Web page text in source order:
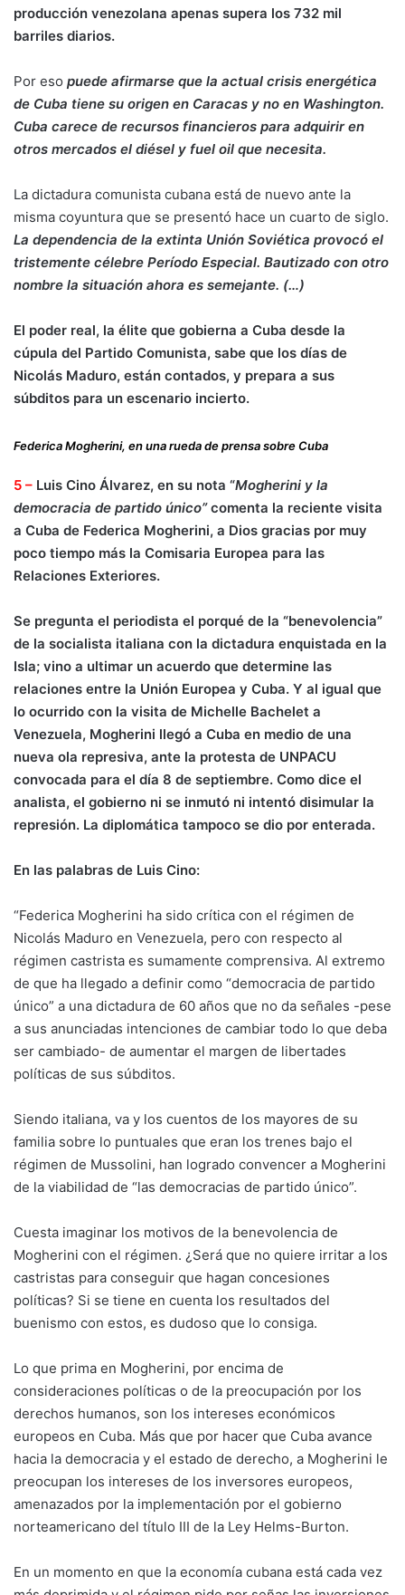
producción venezolana apenas supera los 732 mil
barriles diarios.
Por eso puede afirmarse que la actual crisis energética
de Cuba tiene su origen en Caracas y no en Washington.
Cuba carece de recursos financieros para adquirir en
otros mercados el diésel y fuel oil que necesita.
La dictadura comunista cubana está de nuevo ante la
misma coyuntura que se presentó hace un cuarto de siglo.
La dependencia de la extinta Unión Soviética provocó el
tristemente célebre Período Especial. Bautizado con otro
nombre la situación ahora es semejante. (…)
El poder real, la élite que gobierna a Cuba desde la
cúpula del Partido Comunista, sabe que los días de
Nicolás Maduro, están contados, y prepara a sus
súbditos para un escenario incierto.
Federica Mogherini, en una rueda de prensa sobre Cuba
5 – Luis Cino Álvarez, en su nota “Mogherini y la
democracia de partido único”comenta la reciente visita
a Cuba de Federica Mogherini, a Dios gracias por muy
poco tiempo más la Comisaria Europea para las
Relaciones Exteriores.
Se pregunta el periodista el porqué de la “benevolencia”
de la socialista italiana con la dictadura enquistada en la
Isla; vino a ultimar un acuerdo que determine las
relaciones entre la Unión Europea y Cuba. Y al igual que
lo ocurrido con la visita de Michelle Bachelet a
Venezuela, Mogherini llegó a Cuba en medio de una
nueva ola represiva, ante la protesta de UNPACU
convocada para el día 8 de septiembre. Como dice el
analista, el gobierno ni se inmutó ni intentó disimular la
represión. La diplomática tampoco se dio por enterada.
En las palabras de Luis Cino:
“Federica Mogherini ha sido crítica con el régimen de
Nicolás Maduro en Venezuela, pero con respecto al
régimen castrista es sumamente comprensiva. Al extremo
de que ha llegado a definir como “democracia de partido
único” a una dictadura de 60 años que no da señales -pese
a sus anunciadas intenciones de cambiar todo lo que deba
ser cambiado- de aumentar el margen de libertades
políticas de sus súbditos.
Siendo italiana, va y los cuentos de los mayores de su
familia sobre lo puntuales que eran los trenes bajo el
régimen de Mussolini, han logrado convencer a Mogherini
de la viabilidad de “las democracias de partido único”.
Cuesta imaginar los motivos de la benevolencia de
Mogherini con el régimen. ¿Será que no quiere irritar a los
castristas para conseguir que hagan concesiones
políticas? Si se tiene en cuenta los resultados del
buenismo con estos, es dudoso que lo consiga.
Lo que prima en Mogherini, por encima de
consideraciones políticas o de la preocupación por los
derechos humanos, son los intereses económicos
europeos en Cuba. Más que por hacer que Cuba avance
hacia la democracia y el estado de derecho, a Mogherini le
preocupan los intereses de los inversores europeos,
amenazados por la implementación por el gobierno
norteamericano del título III de la Ley Helms-Burton.
En un momento en que la economía cubana está cada vez